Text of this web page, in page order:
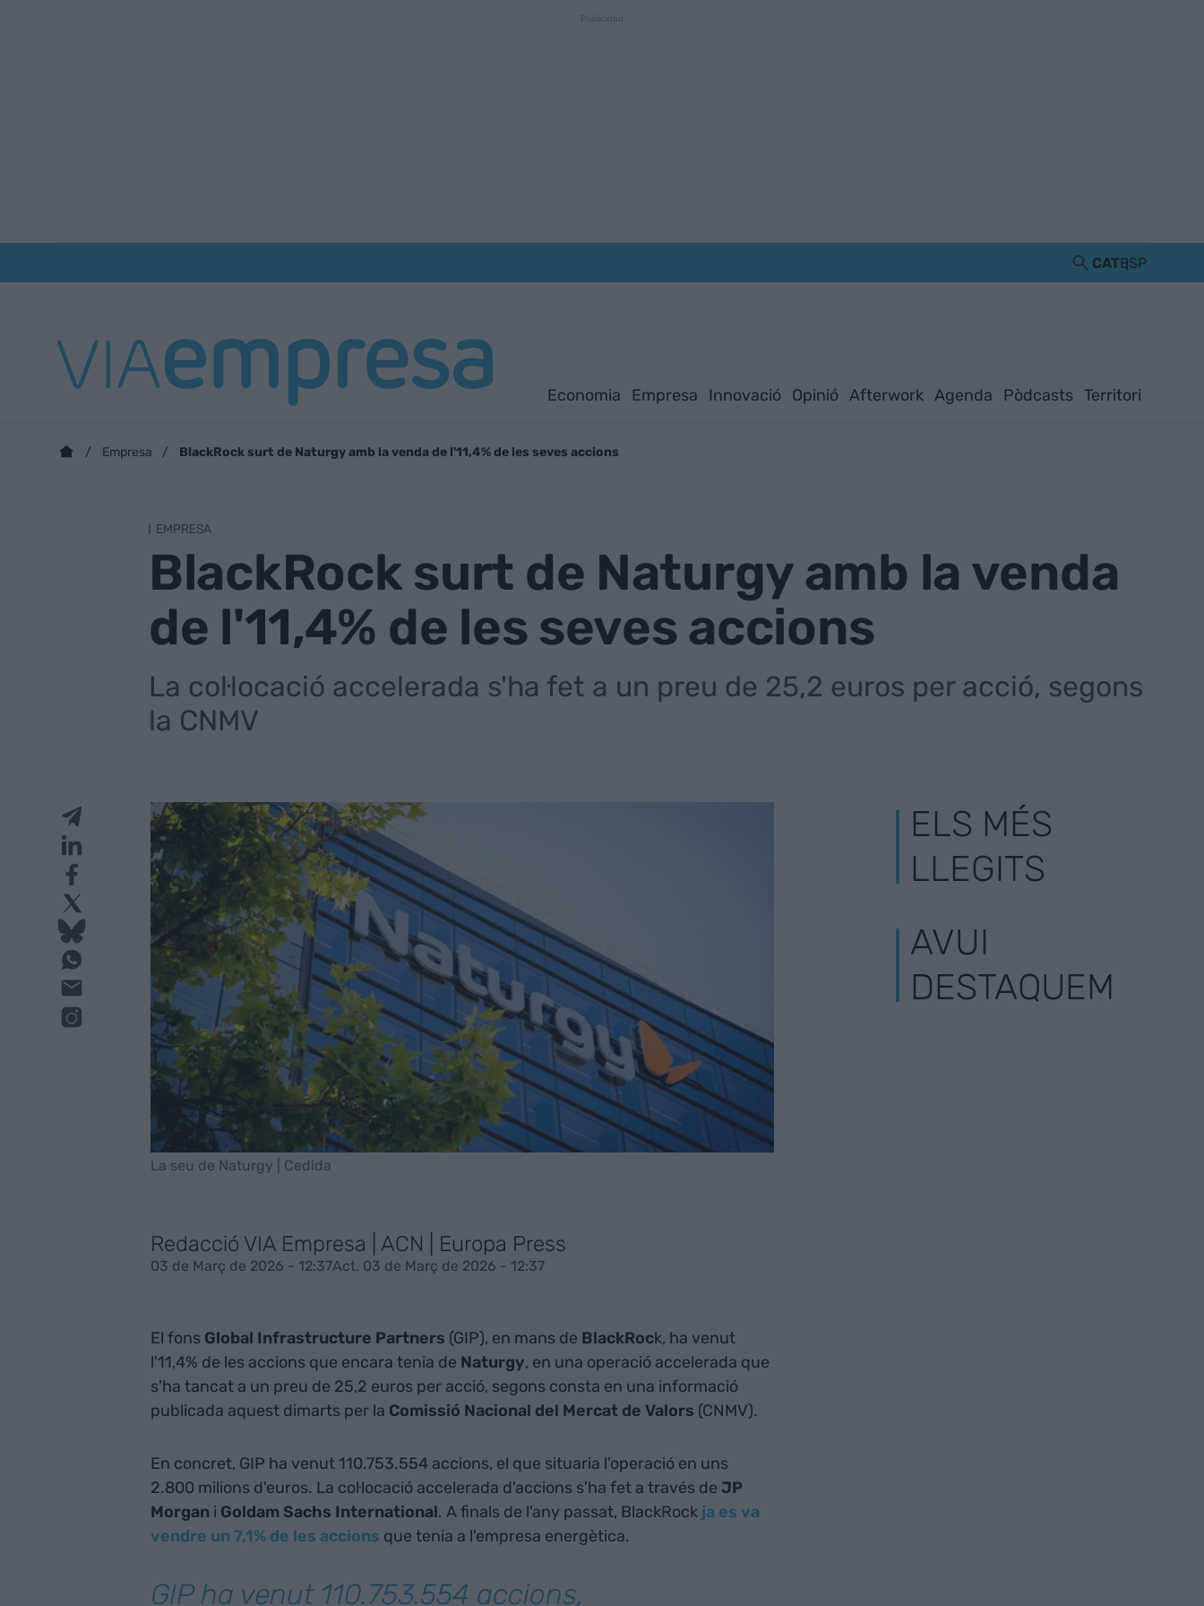
CATESP
Economia Empresa Innovació Opinió Afterwork Agenda Pòdcasts Territori
Empresa BlackRock surt de Naturgy amb la venda de l'11,4% de les seves accions
EMPRESA
BlackRock surt de Naturgy amb la venda
de l'11,4% de les seves accions
La col·locació accelerada s'ha fet a un preu de 25,2 euros per acció, segons
la CNMV
La seu de Naturgy | Cedida
Redacció VIA Empresa | ACN | Europa Press
03 de Març de 2026 - 12:37Act. 03 de Març de 2026 - 12:37
El fons Global Infrastructure Partners (GIP), en mans de BlackRock, ha venut
l'11,4% de les accions que encara tenia de Naturgy, en una operació accelerada que
s'ha tancat a un preu de 25,2 euros per acció, segons consta en una informació
publicada aquest dimarts per la Comissió Nacional del Mercat de Valors (CNMV).
En concret, GIP ha venut 110.753.554 accions, el que situaria l'operació en uns
2.800 milions d'euros. La col·locació accelerada d'accions s'ha fet a través de JP
Morgan i Goldam Sachs International. A finals de l'any passat, BlackRock ja es va
vendre un 7,1% de les accions que tenia a l'empresa energètica.
GIP ha venut 110.753.554 accions,
ELS MÉS
LLEGITS
AVUI
DESTAQUEM